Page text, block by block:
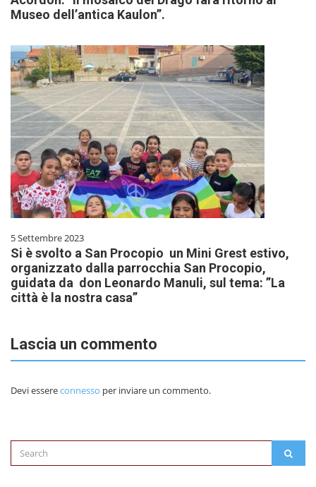
Museo dell’antica Kaulon”.
5 Settembre 2023
Si è svolto a San Procopio un Mini Grest estivo,
organizzato dalla parrocchia San Procopio,
guidata da don Leonardo Manuli, sul tema: ”La
città è la nostra casa”
Lascia un commento
Devi essereconnesso per inviare un commento.
Search
for: